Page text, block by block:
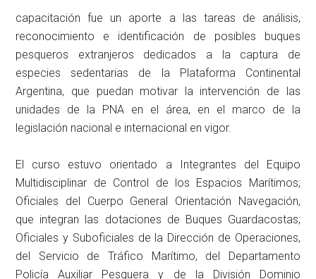
capacitación fue un aporte a las tareas de análisis,
reconocimiento e identificación de posibles buques
pesqueros extranjeros dedicados a la captura de
especies sedentarias de la Plataforma Continental
Argentina, que puedan motivar la intervención de las
unidades de la PNA en el área, en el marco de la
legislación nacional e internacional en vigor.
El curso estuvo orientado a Integrantes del Equipo
Multidisciplinar de Control de los Espacios Marítimos;
Oficiales del Cuerpo General Orientación Navegación,
que integran las dotaciones de Buques Guardacostas;
Oficiales y Suboficiales de la Dirección de Operaciones,
del Servicio de Tráfico Marítimo, del Departamento
Policía Auxiliar Pesquera y de la División Dominio